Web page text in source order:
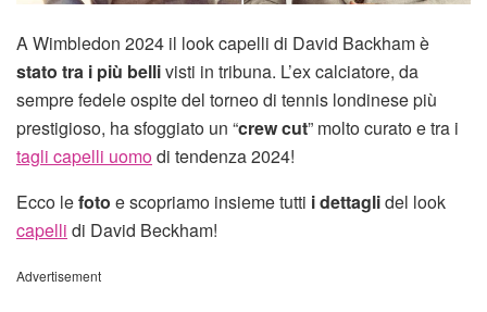
A Wimbledon 2024 il look capelli di David Backham è
stato tra i più bellivisti in tribuna. L’ex calciatore, da
sempre fedele ospite del torneo di tennis londinese più
prestigioso, ha sfoggiato un “crew cut” molto curato e tra i
tagli capelli uomodi tendenza 2024!
Ecco lefoto e scopriamo insieme tutti i dettaglidel look
capelli di David Beckham!
Advertisement